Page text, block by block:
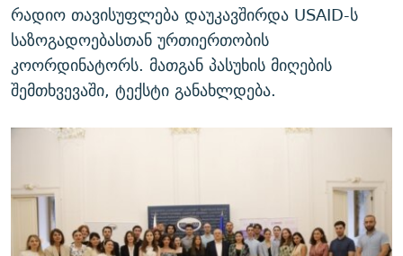
რადიო თავისუფლება დაუკავშირდა USAID-ს
საზოგადოებასთან ურთიერთობის
კოორდინატორს. მათგან პასუხის მიღების
შემთხვევაში, ტექსტი განახლდება.